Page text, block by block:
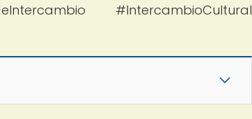
#IntercambioCultural